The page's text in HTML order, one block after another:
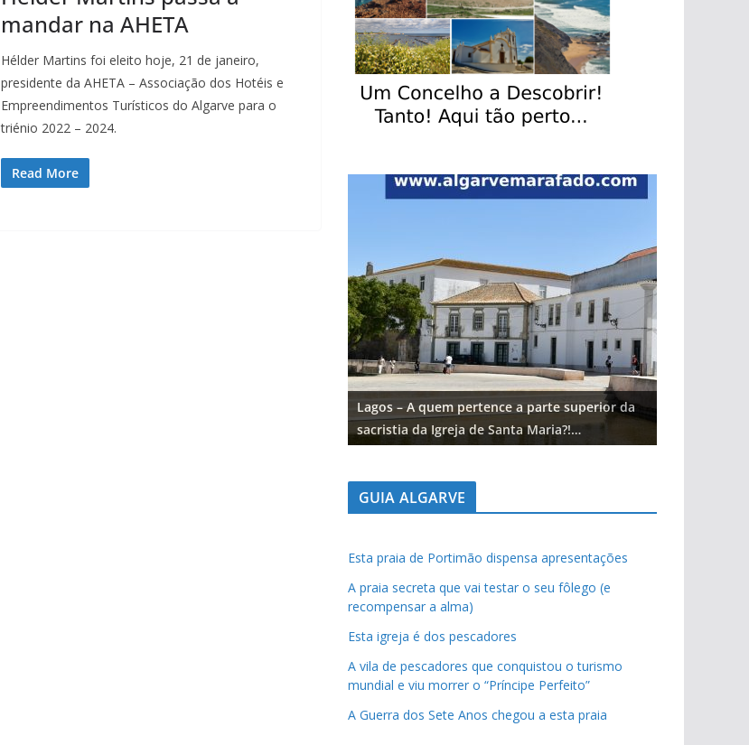
mandar na AHETA
Hélder Martins foi eleito hoje, 21 de janeiro,
presidente da AHETA – Associação dos Hotéis e
Empreendimentos Turísticos do Algarve para o
triénio 2022 – 2024.
Read More
Lagos – A quem pertence a parte superior da
sacristia da Igreja de Santa Maria?!…
GUIA ALGARVE
Esta praia de Portimão dispensa apresentações
A praia secreta que vai testar o seu fôlego (e
recompensar a alma)
Esta igreja é dos pescadores
A vila de pescadores que conquistou o turismo
mundial e viu morrer o “Príncipe Perfeito”
A Guerra dos Sete Anos chegou a esta praia